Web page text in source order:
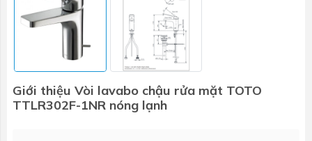
Giới thiệu Vòi lavabo chậu rửa mặt TOTO
TTLR302F-1NR nóng lạnh